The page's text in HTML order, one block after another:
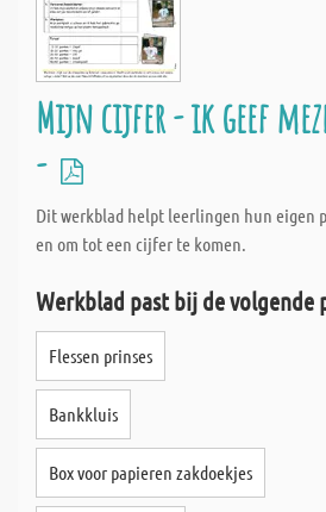
Mijn cijfer - ik geef
-
Dit werkblad helpt leerlingen hun eigen
en om tot een cijfer te komen.
Werkblad past bij de volgende
Flessen prinses
Bankkluis
Box voor papieren zakdoekjes